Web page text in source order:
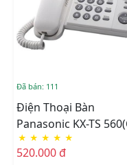
Đã bán: 111
Điện Thoại Bàn
Panasonic KX-TS
LCD)
★ ★ ★ ★ ★
520.000 đ